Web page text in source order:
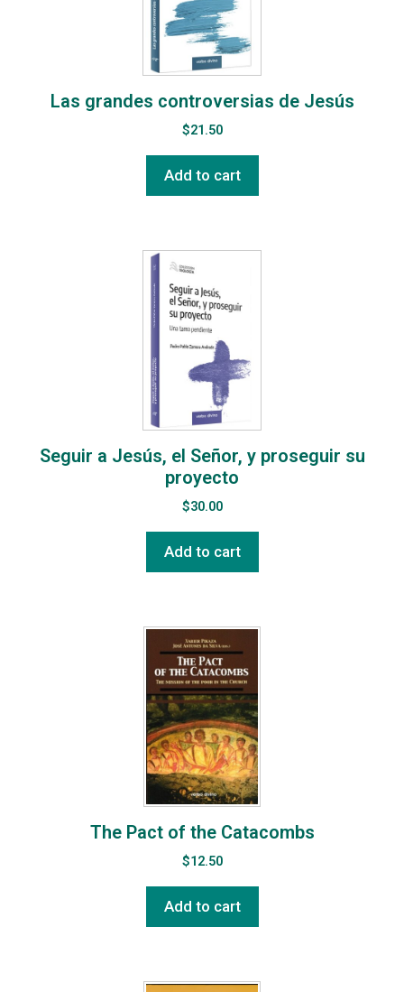
Las grandes controversias de Jesús
$21.50
Add to cart
Seguir a Jesús, el Señor, y proseguir su
proyecto
$30.00
Add to cart
The Pact of the Catacombs
$12.50
Add to cart